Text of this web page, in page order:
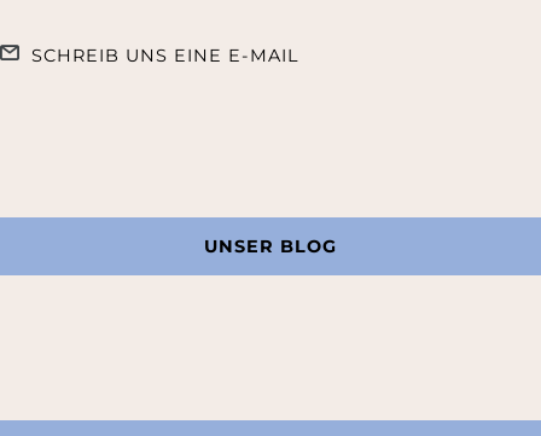
SCHREIB UNS EINE E-MAIL
UNSER BLOG